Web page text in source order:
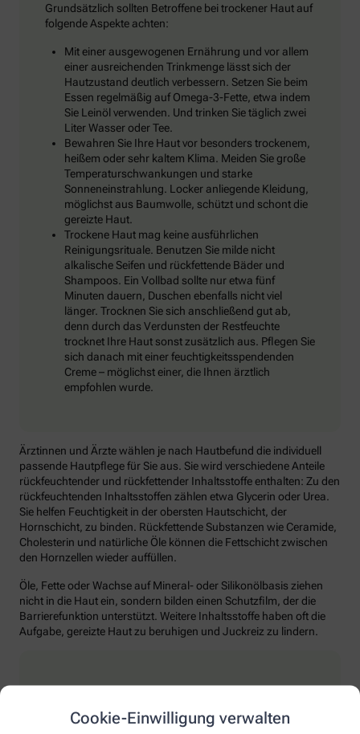
Cookie-Einwilligung verwalten
Grundsätzlich sollten Betroffene bei trockener Haut auf
folgende Aspekte achten:
Mit einer ausgewogenen Ernährung und vor allem
einer ausreichenden Trinkmenge lässt sich der
Hautzustand deutlich verbessern. Setzen Sie beim
Essen regelmäßig auf Omega-3-Fette, etwa indem
Sie Leinöl verwenden. Und trinken Sie täglich zwei
Liter Wasser oder Tee.
Bewahren Sie Ihre Haut vor besonders trockenem,
heißem oder sehr kaltem Klima. Meiden Sie große
Temperaturschwankungen und starke
Sonneneinstrahlung. Locker anliegende Kleidung,
möglichst aus Baumwolle, schützt und schont die
gereizte Haut.
Trockene Haut mag keine ausführlichen
Reinigungsrituale. Benutzen Sie milde nicht
alkalische Seifen und rückfettende Bäder und
Shampoos. Ein Vollbad sollte nur etwa fünf
Minuten dauern, Duschen ebenfalls nicht viel
länger. Trocknen Sie sich anschließend gut ab,
denn durch das Verdunsten der Restfeuchte
trocknet Ihre Haut sonst zusätzlich aus. Pflegen Sie
sich danach mit einer feuchtigkeitsspendenden
Creme – möglichst einer, die Ihnen ärztlich
empfohlen wurde.
Ärztinnen und Ärzte wählen je nach Hautbefund die individuell
passende Hautpflege für Sie aus. Sie wird verschiedene Anteile
rückfeuchtender und rückfettender Inhaltsstoffe enthalten: Zu den
rückfeuchtenden Inhaltsstoffen zählen etwa Glycerin oder Urea.
Sie helfen Feuchtigkeit in der obersten Hautschicht, der
Hornschicht, zu binden. Rückfettende Substanzen wie Ceramide,
Cholesterin und natürliche Öle können die Fettschicht zwischen
den Hornzellen wieder auffüllen.
Öle, Fette oder Wachse auf Mineral- oder Silikonölbasis ziehen
nicht in die Haut ein, sondern bilden einen Schutzfilm, der die
Barrierefunktion unterstützt. Weitere Inhaltsstoffe haben oft die
Aufgabe, gereizte Haut zu beruhigen und Juckreiz zu lindern.